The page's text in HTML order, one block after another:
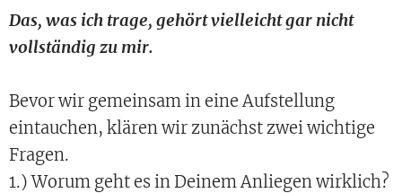
Das, was ich trage, gehört vielleicht gar nicht
vollständig zu mir.
Bevor wir gemeinsam in eine Aufstellung
eintauchen, klären wir zunächst zwei wichtige
Fragen.
1.) Worum geht es in Deinem Anliegen wirklich?